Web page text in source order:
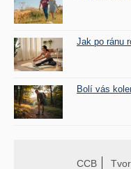
Jak po ránu
Bolí vás
CCB